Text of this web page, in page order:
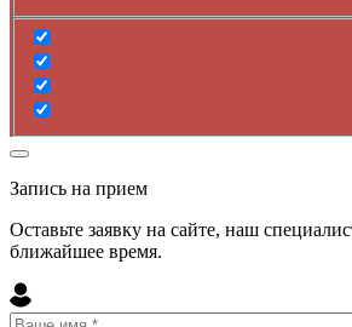
Запись на прием
Оставьте заявку на сайте, наш
ближайшее время.